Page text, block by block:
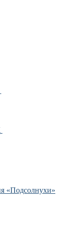
«Подсолнухи»